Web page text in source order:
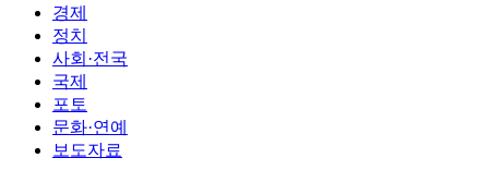
경제
정치
사회·전국
국제
포토
문화·연예
보도자료